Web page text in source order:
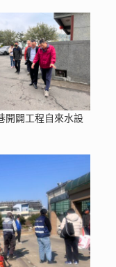
開闢工程自來水設